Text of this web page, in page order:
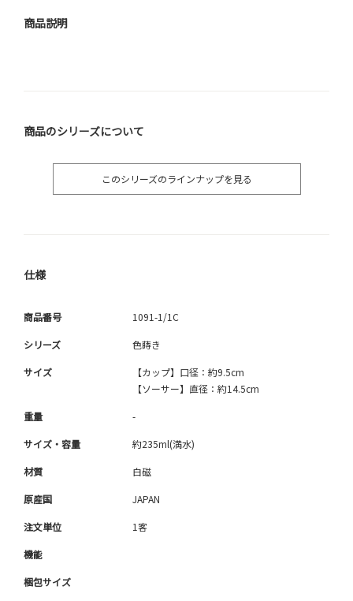
商品説明
商品のシリーズについて
このシリーズのラインナップを見る
仕様
商品番号 1091-1/1C
シリーズ 色蒔き
サイズ
【カップ】口径：約9.5cm
【ソーサー】直径：約14.5cm
重量 -
サイズ・容量 約235ml(満水)
材質 白磁
原産国 JAPAN
注文単位 1客
機能
梱包サイズ